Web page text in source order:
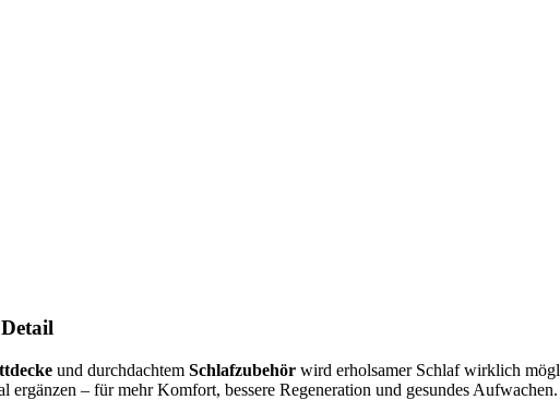
und durchdachtem Schlafzubehör wird erholsamer Schlaf wirklich
ergänzen – für mehr Komfort, bessere Regeneration und gesundes Aufwachen.